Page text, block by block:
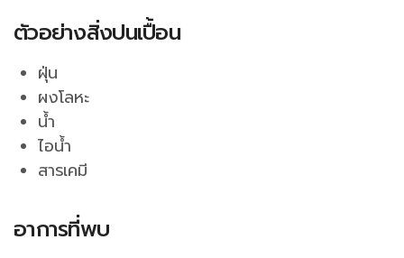
ตัวอย่างสิ่งปนเปื้อน
ฝุ่น
ผงโลหะ
น้ำ
ไอน้ำ
สารเคมี
อาการที่พบ